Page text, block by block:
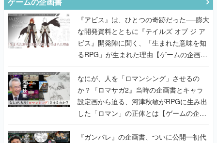
『アビス』は、ひとつの奇跡だった──膨大
な開発資料とともに『テイルズ オブ ジ ア
ビス』開発陣に聞く、「生まれた意味を知
るRPG」が生まれた理由【ゲームの企画
書】
なにが、人を「ロマンシング」させるの
か？『ロマサガ2』当時の企画書とキャラ
設定画から迫る、河津秋敏がRPGに生み出
した「ロマン」の正体とは【ゲームの企画
書】
『ガンパレ』の企画書、ついに公開━初代